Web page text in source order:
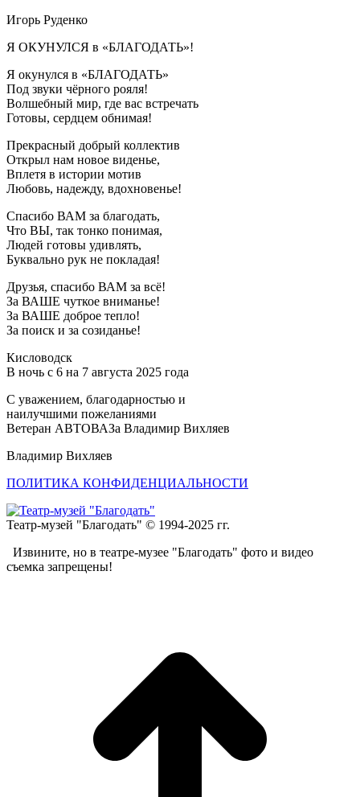
Игорь Руденко
Я ОКУНУЛСЯ в «БЛАГОДАТЬ»!
Я окунулся в «БЛАГОДАТЬ»
Под звуки чёрного рояля!
Волшебный мир, где вас встречать
Готовы, сердцем обнимая!
Прекрасный добрый коллектив
Открыл нам новое виденье,
Вплетя в истории мотив
Любовь, надежду, вдохновенье!
Спасибо ВАМ за благодать,
Что ВЫ, так тонко понимая,
Людей готовы удивлять,
Буквально рук не покладая!
Друзья, спасибо ВАМ за всё!
За ВАШЕ чуткое вниманье!
За ВАШЕ доброе тепло!
За поиск и за созиданье!
Кисловодск
В ночь с 6 на 7 августа 2025 года
С уважением, благодарностью и
наилучшими пожеланиями
Ветеран АВТОВАЗа Владимир Вихляев
Владимир Вихляев
ПОЛИТИКА КОНФИДЕНЦИАЛЬНОСТИ
Театр-музей "Благодать" © 1994-2025 гг.
Извините, но в театре-музее "Благодать" фото и видео
съемка запрещены!